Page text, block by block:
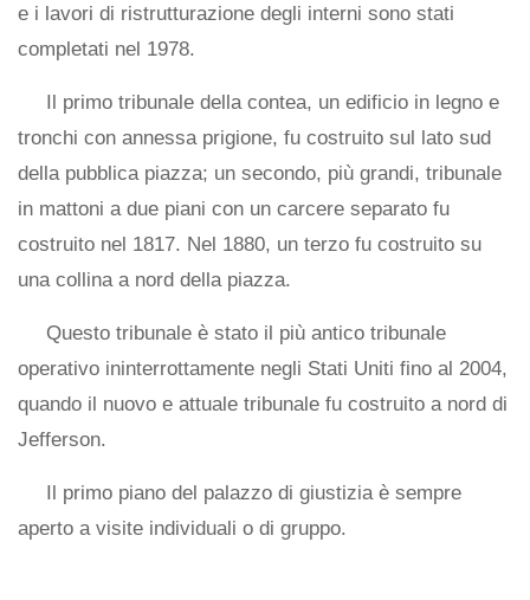
e i lavori di ristrutturazione degli interni sono stati
completati nel 1978.
Il primo tribunale della contea, un edificio in legno e
tronchi con annessa prigione, fu costruito sul lato sud
della pubblica piazza; un secondo, più grandi, tribunale
in mattoni a due piani con un carcere separato fu
costruito nel 1817. Nel 1880, un terzo fu costruito su
una collina a nord della piazza.
Questo tribunale è stato il più antico tribunale
operativo ininterrottamente negli Stati Uniti fino al 2004,
quando il nuovo e attuale tribunale fu costruito a nord di
Jefferson.
Il primo piano del palazzo di giustizia è sempre
aperto a visite individuali o di gruppo.